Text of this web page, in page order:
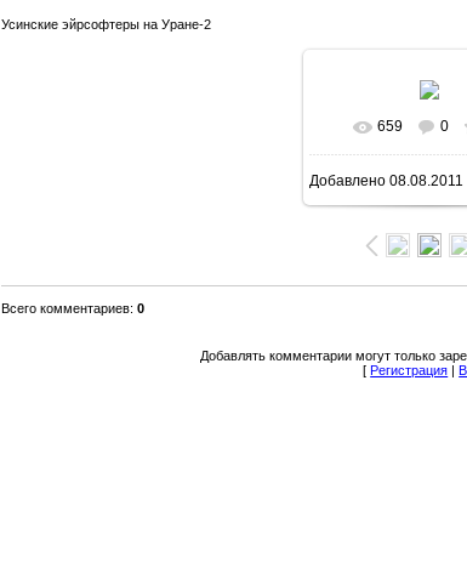
Усинские эйрсофтеры на Уране-2
659 0
Добавлено 08.08.2011
Всего комментариев:0
Добавлять комментарии могут только
[Регистрация |